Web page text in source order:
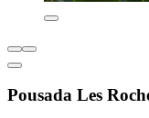
Pousada Les